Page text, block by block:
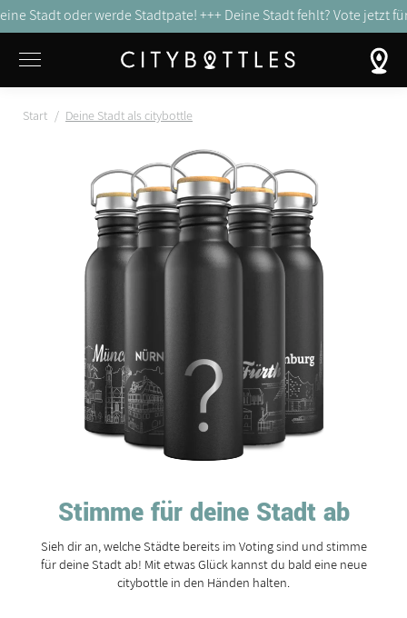
Stadt oder werde Stadtpate! +++Deine Stadt fehlt? Vote jetzt
Start Deine Stadt als citybottle
Stimme für deine Stadt ab
Sieh dir an, welche Städte bereits im Voting sind und stimme
für deine Stadt ab! Mit etwas Glück kannst du bald eine neue
citybottle in den Händen halten.